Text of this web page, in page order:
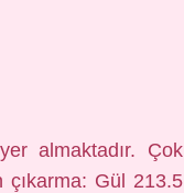
almaktadır. Çok
çıkarma: Gül 213.5